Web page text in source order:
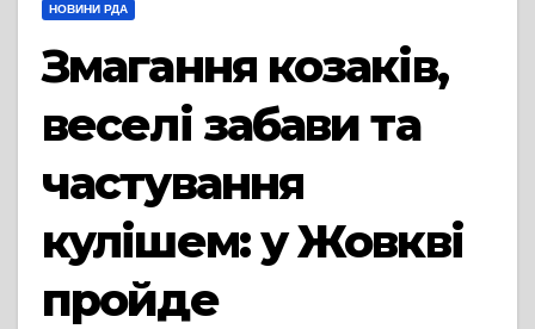
НОВИНИ РДА
Змагання козаків,
веселі забави та
частування
кулішем: у Жовкві
пройде